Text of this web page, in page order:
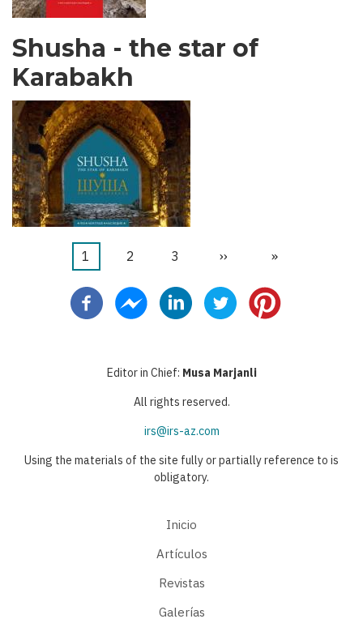
Shusha - the star of
Karabakh
Paginación
Página
1 Página
2 Página
3
Siguiente
››
Última
»
Editor in Chief: Musa Marjanli
All rights reserved.
irs@irs-az.com
Using the materials of the site fully or partially reference to is
obligatory.
Inicio
Artículos
Revistas
Galerías